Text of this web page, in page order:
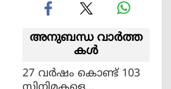
അനുബന്ധ വാര്‍ത്ത
കള്‍
27 വര്‍ഷം കൊണ്ട് 103